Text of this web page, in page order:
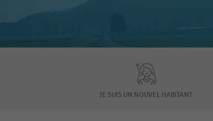
JE SUIS UN NOUVEL HABITANT